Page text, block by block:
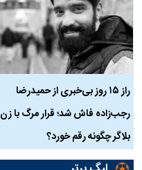
راز ۱۵ روز بی‌خبری از حمیدرضا
رجب‌زاده فاش شد؛ قرار مرگ با زن
بلاگر چگونه رقم خورد؟